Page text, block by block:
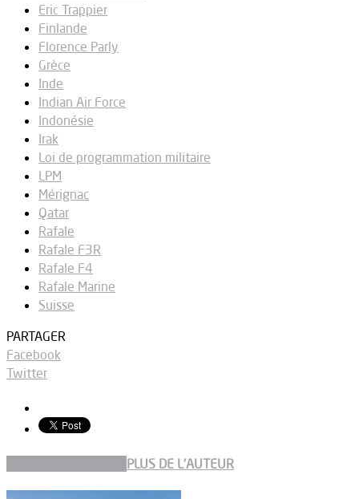
Eric Trappier
Finlande
Florence Parly
Grèce
Inde
Indian Air Force
Indonésie
Irak
Loi de programmation militaire
LPM
Mérignac
Qatar
Rafale
Rafale F3R
Rafale F4
Rafale Marine
Suisse
PARTAGER
Facebook
Twitter
PLUS DE L'AUTEUR